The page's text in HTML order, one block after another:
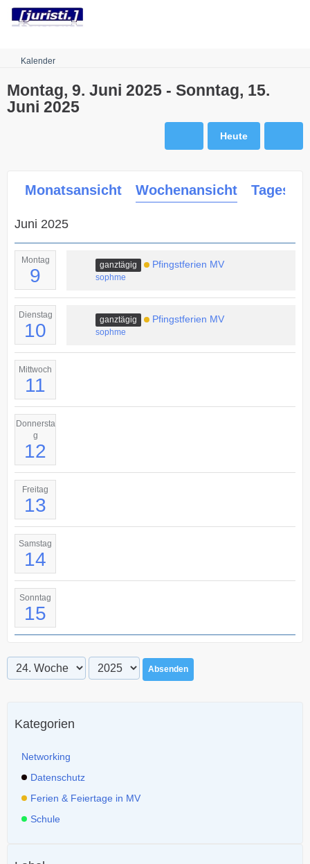
Robots.txt
Kalender
Montag, 9. Juni 2025 - Sonntag, 15.
Juni 2025
Heute
Monatsansicht Wochenansicht
Juni 2025
Montag
9
ganztägig Pfingstferien MV
sophme
Dienstag
10
ganztägig Pfingstferien MV
sophme
Mittwoch
11
Donnersta
g
12
Freitag
13
Samstag
14
Sonntag
15
Absenden
Kategorien
Networking
Datenschutz
Ferien & Feiertage in MV
Schule